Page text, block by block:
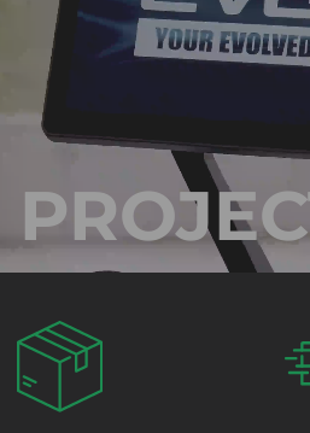
ACHETER EN LIGNE